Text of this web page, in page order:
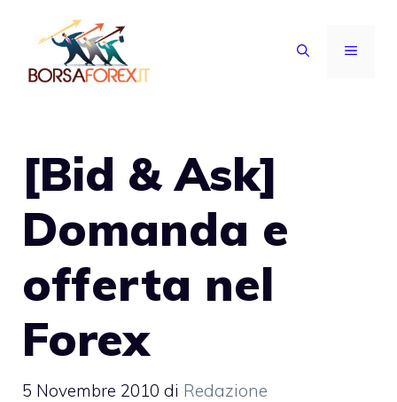
contenuto
MENU
[Bid & Ask]
Domanda e
offerta nel
Forex
5 Novembre 2010 di Redazione